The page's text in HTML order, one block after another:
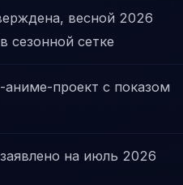
весной 2026
сезонной сетке
проект с показом
на июль 2026